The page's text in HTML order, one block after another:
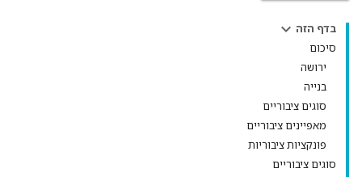
בדף הזה
סיכום
ירושה
בנייה
סוגים ציבוריים
מאפיינים ציבוריים
פונקציות ציבוריות
סוגים ציבוריים